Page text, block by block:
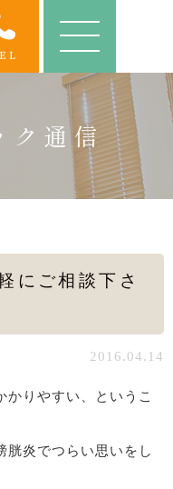
ク通信
にご相談下さ
2016.04.14
かりやすい、というこ
胱炎でつらい思いをし